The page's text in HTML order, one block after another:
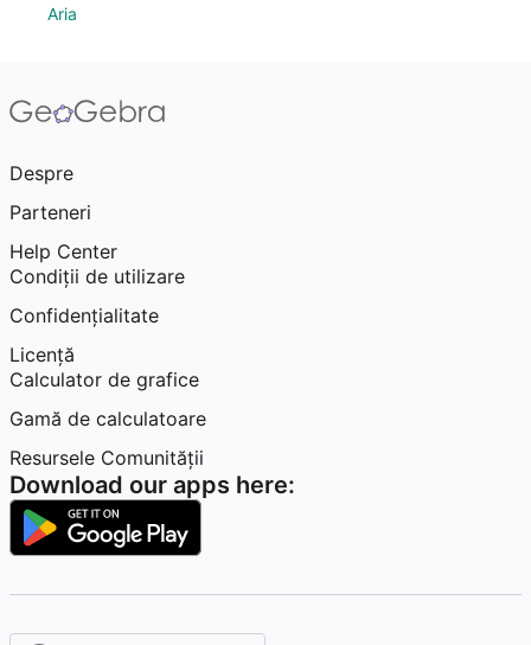
Aria
Despre
Parteneri
Help Center
Condiţii de utilizare
Confidențialitate
Licență
Calculator de grafice
Gamă de calculatoare
Resursele Comunității
Download our apps here: